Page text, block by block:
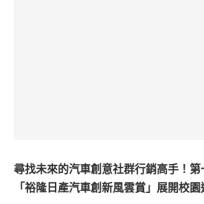
尋找未來的汽車創意社群行銷高手！
「裕隆日產汽車創新風雲賞」展開校